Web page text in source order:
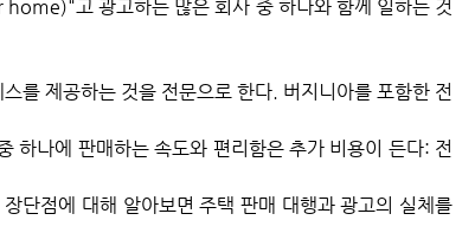
고 광고하는 많은 회사 중 하나와 함께 일하는 것
를 제공하는 것을 전문으로 한다. 버지니아를 포함한 전
하나에 판매하는 속도와 편리함은 추가 비용이 든다: 전
단점에 대해 알아보면 주택 판매 대행과 광고의 실체를